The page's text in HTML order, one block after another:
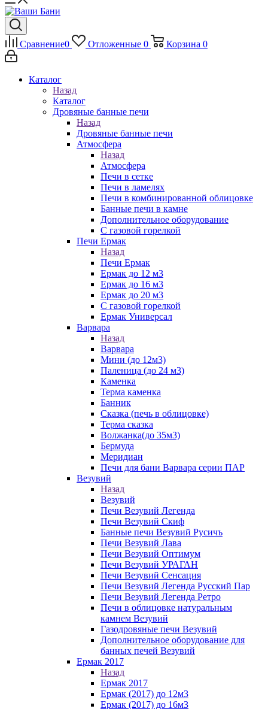
Сравнение0 Отложенные 0 Корзина 0
Каталог
Назад
Каталог
Дровяные банные печи
Назад
Дровяные банные печи
Атмосфера
Назад
Атмосфера
Печи в сетке
Печи в ламелях
Печи в комбинированной облицовке
Банные печи в камне
Дополнительное оборудование
С газовой горелкой
Печи Ермак
Назад
Печи Ермак
Ермак до 12 м3
Ермак до 16 м3
Ермак до 20 м3
С газовой горелкой
Ермак Универсал
Варвара
Назад
Варвара
Мини (до 12м3)
Паленица (до 24 м3)
Каменка
Терма каменка
Банник
Сказка (печь в облицовке)
Терма сказка
Волжанка(до 35м3)
Бермуда
Меридиан
Печи для бани Варвара серии ПАР
Везувий
Назад
Везувий
Печи Везувий Легенда
Печи Везувий Скиф
Банные печи Везувий Русичъ
Печи Везувий Лава
Печи Везувий Оптимум
Печи Везувий УРАГАН
Печи Везувий Сенсация
Печи Везувий Легенда Русский Пар
Печи Везувий Легенда Ретро
Печи в облицовке натуральным
камнем Везувий
Газодровяные печи Везувий
Дополнительное оборудование для
банных печей Везувий
Ермак 2017
Назад
Ермак 2017
Ермак (2017) до 12м3
Ермак (2017) до 16м3